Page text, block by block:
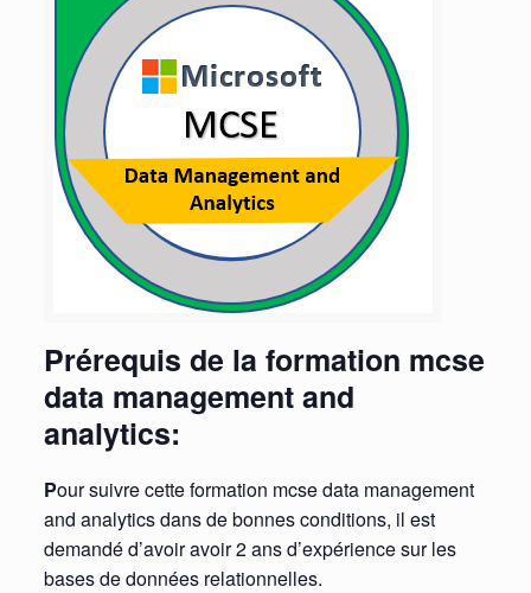
Prérequis de la formation mcse
data management and
analytics:
Pour suivre cette formation mcse data management
and analytics dans de bonnes conditions, il est
demandé d’avoir avoir 2 ans d’expérience sur les
bases de données relationnelles.